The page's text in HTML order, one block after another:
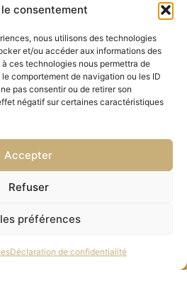
consentement
nous utilisons des technologies
et/ou accéder aux informations des
ces technologies nous permettra de
comportement de navigation ou les ID
pas consentir ou de retirer son
négatif sur certaines caractéristiques
Accepter
Refuser
préférences
Déclaration de confidentialité
accepter les cookies